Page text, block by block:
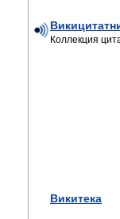
Коллекция
Викитека